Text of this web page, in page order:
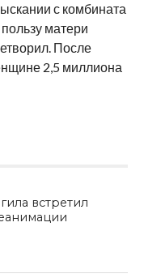
с комбината
матери
После
2,5 миллиона
встретил